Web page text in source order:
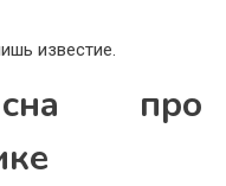
известие.
сна про